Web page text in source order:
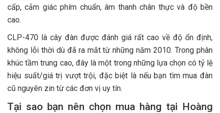
cấp, cảm giác phím chuẩn, âm thanh chân thực và độ bền
cao.
CLP-470 là cây đàn được đánh giá rất cao về độ ổn định,
không lỗi thời dù đã ra mắt từ những năm 2010. Trong phân
khúc tầm trung cao, đây là một trong những lựa chọn có tỷ lệ
hiệu suất/giá trị vượt trội, đặc biệt là nếu bạn tìm mua đàn
cũ nguyên zin từ các đơn vị uy tín.
Tại sao bạn nên chọn mua hàng tại Hoàng